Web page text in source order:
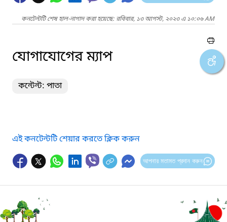
কনটেন্টটি শেষ হাল-নাগাদ করা হয়েছে: রবিবার, ১৩ আগস্ট, ২০২৩ এ ১০:০৬ AM
যোগাযোগের ম্যাপ
কন্টেন্ট: পাতা
এই কনটেন্টটি শেয়ার করতে ক্লিক করুন
আপনার মতামত প্রদান করুন